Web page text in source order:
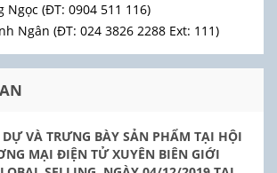
Ngọc (ĐT: 0904 511 116)
Ngân (ĐT: 024 3826 2288 Ext: 111)
VÀ TRƯNG BÀY SẢN PHẨM TẠI HỘI
MẠI ĐIỆN TỬ XUYÊN BIÊN GIỚI